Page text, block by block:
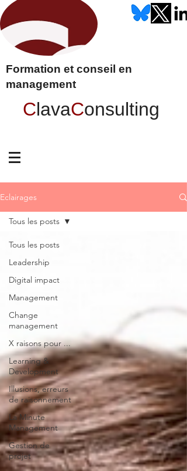
Formation et conseil en
management
ClavaConsulting
Eclairages
Tous les posts
Leadership
Digital impact
Management
Change
management
X raisons pour ...
Learning &
Development
Illusions, erreurs
de raisonnement
La Minute
Management
Gestion de
projet
Tous les posts